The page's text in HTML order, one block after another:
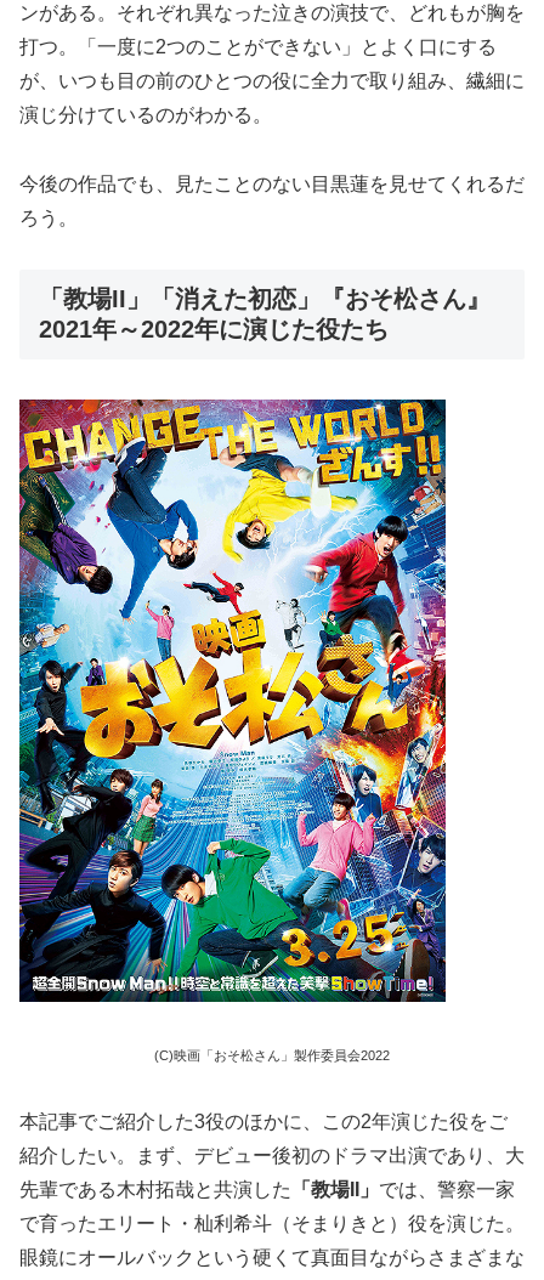
ンがある。それぞれ異なった泣きの演技で、どれもが胸を
打つ。「一度に2つのことができない」とよく口にする
が、いつも目の前のひとつの役に全力で取り組み、繊細に
演じ分けているのがわかる。
今後の作品でも、見たことのない目黒蓮を見せてくれるだ
ろう。
「教場II」「消えた初恋」『おそ松さん』
2021年～2022年に演じた役たち
(C)映画「おそ松さん」製作委員会2022
本記事でご紹介した3役のほかに、この2年演じた役をご
紹介したい。まず、デビュー後初のドラマ出演であり、大
先輩である木村拓哉と共演した
「教場II」 では、警察一家
で育ったエリート・杣利希斗（そまりきと）役を演じた。
眼鏡にオールバックという硬くて真面目ながらさまざまな